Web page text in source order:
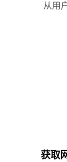
从用
获取